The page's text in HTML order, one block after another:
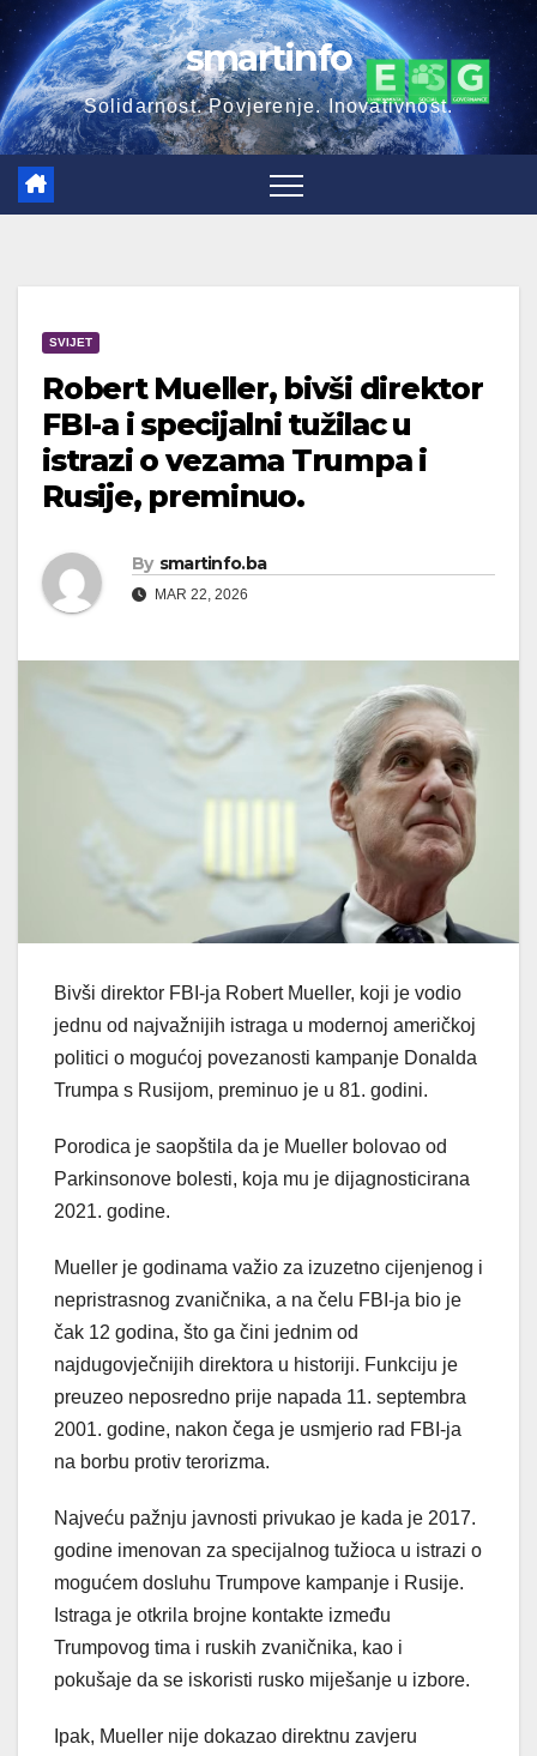
Skip
to
content
smartinfo
Solidarnost. Povjerenje. Inovativnost.
SVIJET
Robert Mueller, bivši direktor
FBI-a i specijalni tužilac u
istrazi o vezama Trumpa i
Rusije, preminuo.
By smartinfo.ba
MAR 22, 2026
Bivši direktor FBI-ja Robert Mueller, koji je vodio
jednu od najvažnijih istraga u modernoj američkoj
politici o mogućoj povezanosti kampanje Donalda
Trumpa s Rusijom, preminuo je u 81. godini.
Porodica je saopštila da je Mueller bolovao od
Parkinsonove bolesti, koja mu je dijagnosticirana
2021. godine.
Mueller je godinama važio za izuzetno cijenjenog i
nepristrasnog zvaničnika, a na čelu FBI-ja bio je
čak 12 godina, što ga čini jednim od
najdugovječnijih direktora u historiji. Funkciju je
preuzeo neposredno prije napada 11. septembra
2001. godine, nakon čega je usmjerio rad FBI-ja
na borbu protiv terorizma.
Najveću pažnju javnosti privukao je kada je 2017.
godine imenovan za specijalnog tužioca u istrazi o
mogućem dosluhu Trumpove kampanje i Rusije.
Istraga je otkrila brojne kontakte između
Trumpovog tima i ruskih zvaničnika, kao i
pokušaje da se iskoristi rusko miješanje u izbore.
Ipak, Mueller nije dokazao direktnu zavjeru